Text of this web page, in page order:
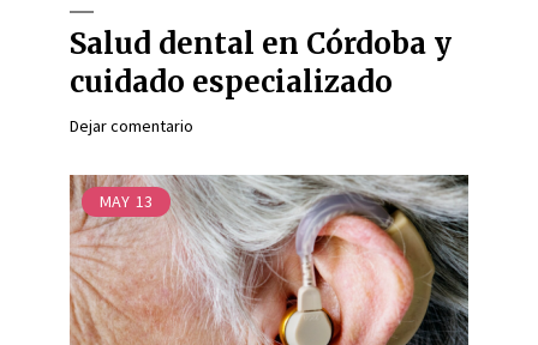
Salud dental en Córdoba y
cuidado especializado
Dejar comentario
MAY 13